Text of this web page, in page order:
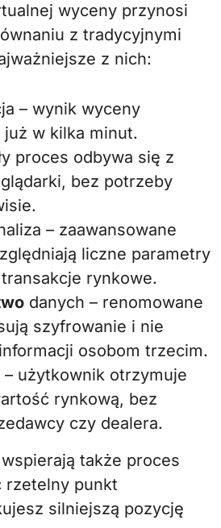
wyceny przynosi
z tradycyjnymi
z nich:
– wynik wyceny
w kilka minut.
proces odbywa się z
bez potrzeby
– zaawansowane
liczne parametry
rynkowe.
danych – renomowane
szyfrowanie i nie
osobom trzecim.
– użytkownik otrzymuje
rynkową, bez
czy dealera.
także proces
rzetelny punkt
silniejszą pozycję